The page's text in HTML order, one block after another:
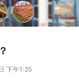
下午1:35